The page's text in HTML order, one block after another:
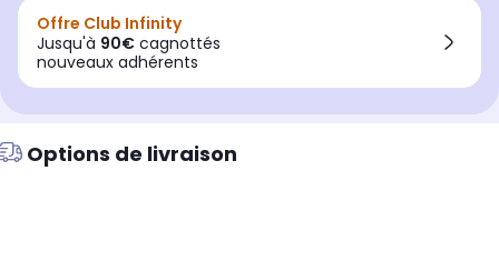
Offre Club Infinity
Jusqu'à 90€ cagnottés
nouveaux adhérents
Options de livraison